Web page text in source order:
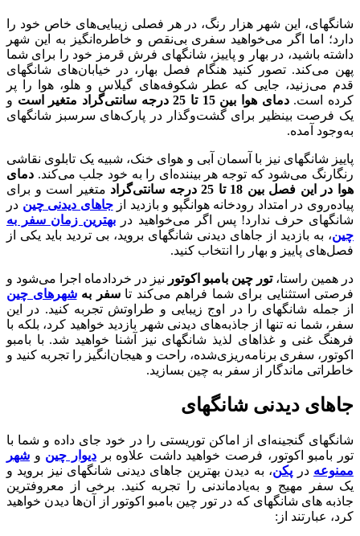
شانگهای، این شهر هزار رنگ، در هر فصلی زیبایی‌های خاص خود را
دارد؛ اما اگر می‌خواهید سفری بی‌نقص و خاطره‌انگیز به این شهر
داشته باشید، در بهار و پاییز، شانگهای فرش قرمز خود را برای شما
پهن می‌کند. تصور کنید هنگام فصل بهار، در خیابان‌های شانگهای
قدم می‌زنید، جایی که عطر شکوفه‌های گیلاس و هلو، هوا را پر
کرده است.دمای هوا بین 15 تا 25 درجه سانتی‌گراد متغیر است
و
یک فرصت بی‎نظیر برای گشت‌وگذار در پارک‌های سرسبز شانگهای
به‌وجود آمده.
پاییز شانگهای نیز با آسمان آبی و هوای خنک، شبیه یک تابلوی نقاشی
رنگارنگ می‌شود که توجه هر بیننده‌ای را به خود جلب می‌کند. دمای
هوا در این فصل بین 18 تا 25 درجه سانتی‌گراد
متغیر است و برای
پیاده‌روی در امتداد رودخانه هوانگپو و بازدید ازجاهای دیدنی چین در
شانگهای حرف ندارد! پس اگر می‌خواهید در بهترین زمان سفر به
چین، به بازدید از جاهای دیدنی شانگهای بروید، بی تردید باید یکی از
فصل‌های پاییز و بهار را انتخاب کنید.
در همین راستا،تور چین بامبو اکوتور نیز در خردادماه اجرا می‌شود و
فرصتی استثنایی برای شما فراهم می‌کند تاسفر بهشهرهای چین
از جمله شانگهای را در اوج زیبایی و طراوتش تجربه کنید. در این
سفر، شما نه تنها از جاذبه‌های دیدنی شهر بازدید خواهید کرد، بلکه با
فرهنگ غنی و غذاهای لذیذ شانگهای نیز آشنا خواهید شد. با بامبو
اکوتور، سفری برنامه‌ریزی‌شده، راحت و هیجان‌انگیز را تجربه کنید و
خاطراتی ماندگار از سفر به چین بسازید.
جاهای دیدنی شانگهای
شانگهای گنجینه‌ای از اماکن توریستی را در خود جای داده و شما با
تور بامبو اکوتور، فرصت خواهید داشت علاوه بردیوار چین و شهر
ممنوعه در پکن، به دیدن بهترین جاهای دیدنی شانگهای نیز بروید و
یک سفر مهیج و به‌یادماندنی را تجربه کنید. برخی از معروف‎ترین
جاذبه های شانگهای که در تور چین بامبو اکوتور از آن‌ها دیدن خواهید
کرد، عبارت‎ند از: